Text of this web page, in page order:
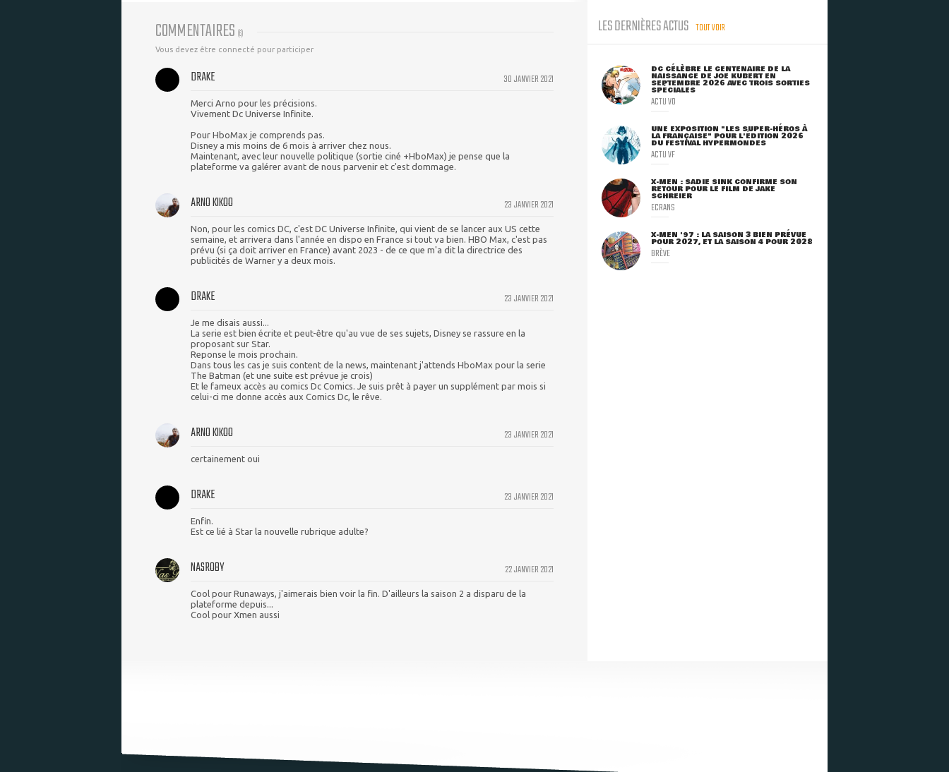
COMMENTAIRES (6)
Vous devez être connecté pour participer
30 JANVIER 2021
DRAKE
Merci Arno pour les précisions.
Vivement Dc Universe Infinite.
Pour HboMax je comprends pas.
Disney a mis moins de 6 mois à arriver chez nous.
Maintenant, avec leur nouvelle politique (sortie ciné +HboMax) je pense que la
plateforme va galérer avant de nous parvenir et c'est dommage.
23 JANVIER 2021
ARNO KIKOO
Non, pour les comics DC, c'est DC Universe Infinite, qui vient de se lancer aux US cette
semaine, et arrivera dans l'année en dispo en France si tout va bien. HBO Max, c'est pas
prévu (si ça doit arriver en France) avant 2023 - de ce que m'a dit la directrice des
publicités de Warner y a deux mois.
23 JANVIER 2021
DRAKE
Je me disais aussi...
La serie est bien écrite et peut-être qu'au vue de ses sujets, Disney se rassure en la
proposant sur Star.
Reponse le mois prochain.
Dans tous les cas je suis content de la news, maintenant j'attends HboMax pour la serie
The Batman (et une suite est prévue je crois)
Et le fameux accès au comics Dc Comics. Je suis prêt à payer un supplément par mois si
celui-ci me donne accès aux Comics Dc, le rêve.
23 JANVIER 2021
ARNO KIKOO
certainement oui
23 JANVIER 2021
DRAKE
Enfin.
Est ce lié à Star la nouvelle rubrique adulte?
22 JANVIER 2021
NASROBY
Cool pour Runaways, j'aimerais bien voir la fin. D'ailleurs la saison 2 a disparu de la
plateforme depuis...
Cool pour Xmen aussi
LES DERNIÈRES ACTUS TOUT VOIR
DC CÉLÈBRE LE CENTENAIRE DE LA
NAISSANCE DE JOE KUBERT EN
SEPTEMBRE 2026 AVEC TROIS SORTIES
SPÉCIALES
ACTU VO
UNE EXPOSITION "LES SUPER-HÉROS À
LA FRANÇAISE" POUR L'ÉDITION 2026
DU FESTIVAL HYPERMONDES
ACTU VF
X-MEN : SADIE SINK CONFIRME SON
RETOUR POUR LE FILM DE JAKE
SCHREIER
ECRANS
X-MEN '97 : LA SAISON 3 BIEN PRÉVUE
POUR 2027, ET LA SAISON 4 POUR 2028
BRÈVE